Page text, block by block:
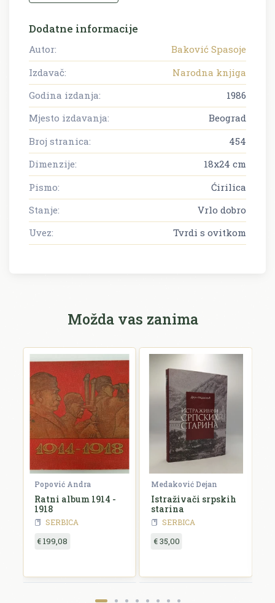
Dodatne informacije
Autor:
Baković Spasoje
Izdavač:
Narodna knjiga
Godina izdanja:
1986
Mjesto izdavanja:
Beograd
Broj stranica:
454
Dimenzije:
18x24 cm
Pismo:
Ćirilica
Stanje:
Vrlo dobro
Uvez:
Tvrdi s ovitkom
Možda vas zanima
Popović Andra
Ratni album 1914 -
1918
SERBICA
€ 199,08
Medaković Dejan
Istraživači srpskih
starina
SERBICA
€ 35,00